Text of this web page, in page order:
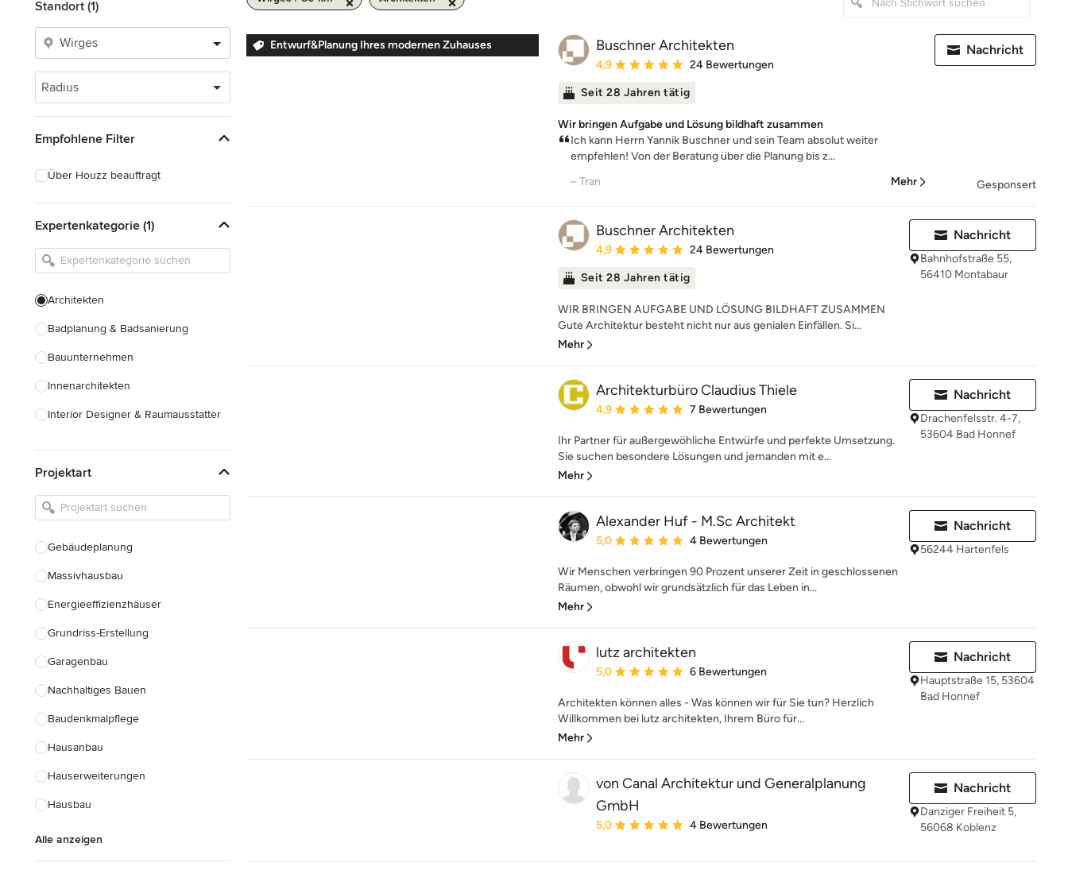
Standort (1)
Radius
Empfohlene Filter
Über Houzz beauftragt
Expertenkategorie (1)
Architekten
Badplanung & Badsanierung
Bauunternehmen
Innenarchitekten
Interior Designer & Raumausstatter
Landschaftsarchitekten
Armaturen & Sanitärbedarf
Einbauschränke
Projektart
Gebäudeplanung
Massivhausbau
Energieeffizienzhäuser
Grundriss-Erstellung
Garagenbau
Nachhaltiges Bauen
Baudenkmalpflege
Hausanbau
Hauserweiterungen
Hausbau
Alle anzeigen
Entwurf&Planung Ihres modernen Zuhauses Buschner Architekten
Durchschnittliche Bewertung: 4.9 von 5 Sternen
4,9 24 Bewertungen
Seit 28 Jahren tätig
Wir bringen Aufgabe und Lösung bildhaft zusammen
Ich kann Herrn Yannik Buschner und sein Team absolut weiter
empfehlen! Von der Beratung über die Planung bis z...
– Tran
Mehr
Nachricht
Gesponsert
Buschner Architekten
Durchschnittliche Bewertung: 4.9 von 5 Sternen
4,9 24 Bewertungen
Seit 28 Jahren tätig
WIR BRINGEN AUFGABE UND LÖSUNG BILDHAFT ZUSAMMEN
Gute Architektur besteht nicht nur aus genialen Einfällen. Si...
Mehr
Nachricht
Bahnhofstraße 55,
56410 Montabaur
Architekturbüro Claudius Thiele
Durchschnittliche Bewertung: 4.9 von 5 Sternen
4,9 7 Bewertungen
Ihr Partner für außergewöhliche Entwürfe und perfekte Umsetzung.
Sie suchen besondere Lösungen und jemanden mit e...
Mehr
Nachricht
Drachenfelsstr. 4-7,
53604 Bad Honnef
Alexander Huf - M.Sc Architekt
Durchschnittliche Bewertung: 5 von 5 Sternen
5,0 4 Bewertungen
Wir Menschen verbringen 90 Prozent unserer Zeit in geschlossenen
Räumen, obwohl wir grundsätzlich für das Leben in...
Mehr
Nachricht
56244 Hartenfels
lutz architekten
Durchschnittliche Bewertung: 5 von 5 Sternen
5,0 6 Bewertungen
Architekten können alles - Was können wir für Sie tun? Herzlich
Willkommen bei lutz architekten, Ihrem Büro für...
Mehr
Nachricht
Hauptstraße 15, 53604
Bad Honnef
von Canal Architektur und Generalplanung
GmbH
Durchschnittliche Bewertung: 5 von 5 Sternen
5,0 4 Bewertungen
Nachricht
Danziger Freiheit 5,
56068 Koblenz